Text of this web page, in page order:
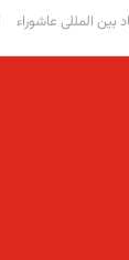
بین المللی عاشوراء